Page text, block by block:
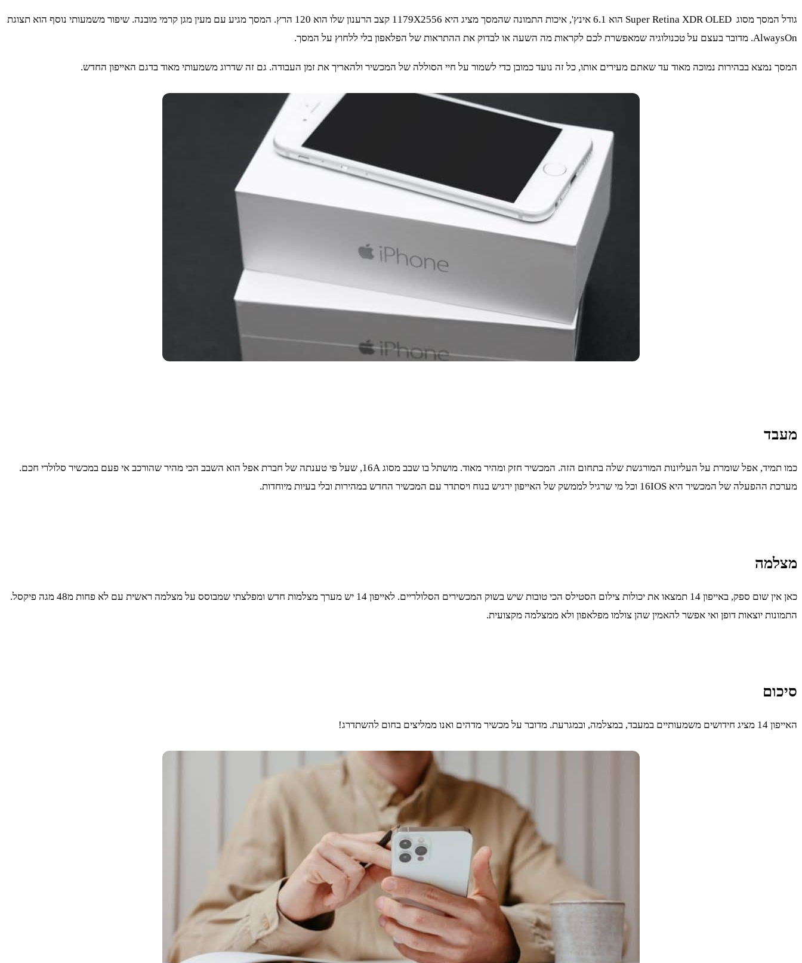
גודל המסך מסוג Super Retina XDR OLED הוא 6.1 אינץ', איכות התמונה שהמסך מציג היא 1179X2556 קצב הרענון שלו הוא 120 הרץ. המסך מגיע עם מעין מגן קרמי מובנה. שיפור משמעותי נוסף הוא תצוגת
AlwaysOn. מדובר בעצם על טכנולוגיה שמאפשרת לכם לקראות מה השעה או לבדוק את ההתראות של הפלאפון בלי ללחוץ על המסך.
המסך נמצא בבהירות נמוכה מאוד עד שאתם מעירים אותו, כל זה נועד כמובן כדי לשמור על חיי הסוללה של המכשיר ולהאריך את זמן העבודה. גם זה שדרוג משמעותי מאוד בדגם האייפון החדש.
מעבד
כמו תמיד, אפל שומרת על העליונות המורגשת שלה בתחום הזה. המכשיר חזק ומהיר מאוד. מושתל בו שבב מסוג 16A, שעל פי טענתה של חברת אפל הוא השבב הכי מהיר שהורכב אי פעם במכשיר סלולרי חכם.
מערכת ההפעלה של המכשיר היא 16IOS וכל מי שרגיל לממשק של האייפון ירגיש בנוח ויסתדר עם המכשיר החדש במהירות ובלי בעיות מיוחדות.
מצלמה
כאן אין שום ספק, באייפון 14 תמצאו את יכולות צילום הסטילס הכי טובות שיש בשוק המכשירים הסלולריים. לאייפון 14 יש מערך מצלמות חדש ומפלצתי שמבוסס על מצלמה ראשית עם לא פחות מ48 מגה פיקסל.
התמונות יוצאות דופן ואי אפשר להאמין שהן צולמו מפלאפון ולא ממצלמה מקצועית.
סיכום
האייפון 14 מציג חידושים משמעותיים במעבד, במצלמה, ובמגרעת. מדובר על מכשיר מדהים ואנו ממליצים בחום להשתדרג!